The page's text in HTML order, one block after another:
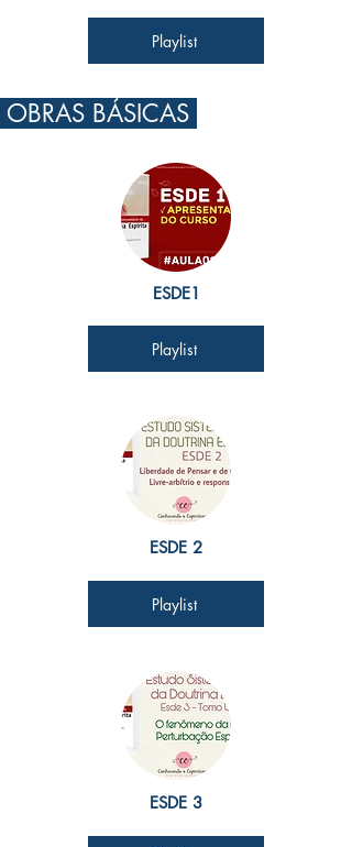
Playlist
OBRAS BÁSICAS
ESDE1
Playlist
ESDE 2
Playlist
ESDE 3